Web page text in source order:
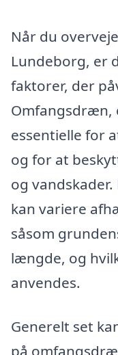
Når du
Lundeborg, er
faktorer, der
Omfangsdræn,
essentielle for
og for at
og
kan variere
såsom
længde, og
anvendes.
Generelt set
på